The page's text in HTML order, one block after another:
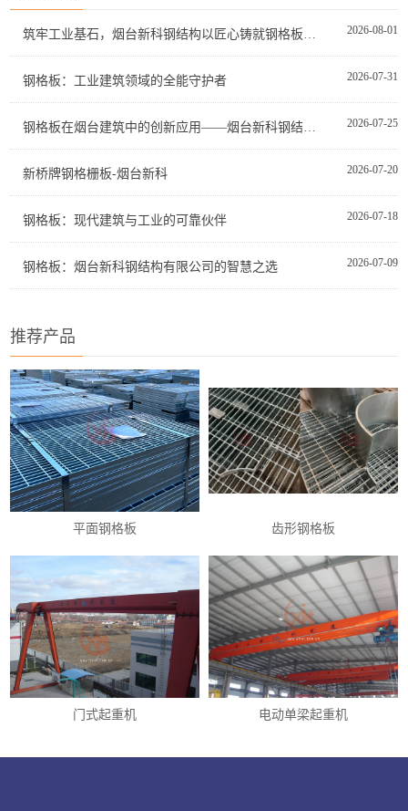
2026-08-01
筑牢工业基石，烟台新科钢结构以匠心铸就钢格板品质典范
2026-07-31
钢格板：工业建筑领域的全能守护者
2026-07-25
钢格板在烟台建筑中的创新应用——烟台新科钢结构有限公司的专业之道
2026-07-20
新桥牌钢格栅板-烟台新科
2026-07-18
钢格板：现代建筑与工业的可靠伙伴
2026-07-09
钢格板：烟台新科钢结构有限公司的智慧之选
推荐产品
平面钢格板 齿形钢格板
门式起重机 电动单梁起重机